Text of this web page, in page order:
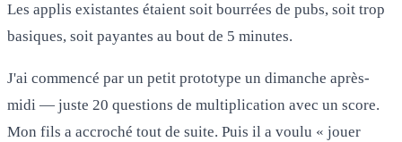
Les applis existantes étaient soit bourrées de pubs, soit trop
basiques, soit payantes au bout de 5 minutes.
J'ai commencé par un petit prototype un dimanche après-
midi — juste 20 questions de multiplication avec un score.
Mon fils a accroché tout de suite. Puis il a voulu « jouer